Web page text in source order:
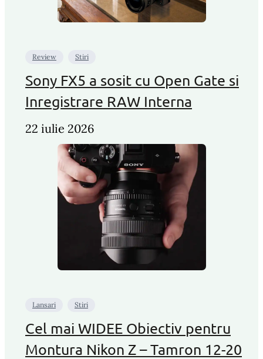
Review Stiri
Sony FX5 a sosit cu Open Gate si
Inregistrare RAW Interna
22 iulie 2026
Lansari Stiri
Cel mai WIDEE Obiectiv pentru
Montura Nikon Z – Tamron 12-20